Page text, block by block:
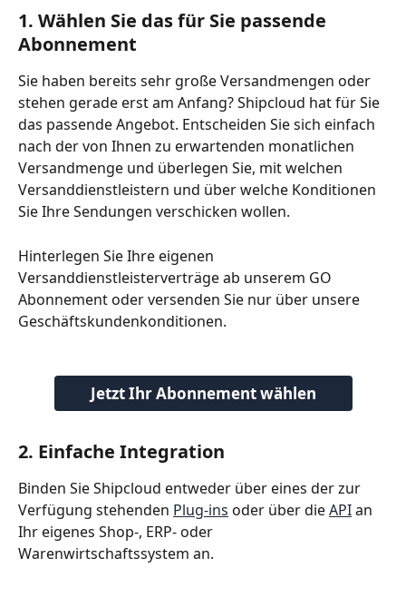
1. Wählen Sie das für Sie passende
Abonnement
Sie haben bereits sehr große Versandmengen oder
stehen gerade erst am Anfang? Shipcloud hat für Sie
das passende Angebot. Entscheiden Sie sich einfach
nach der von Ihnen zu erwartenden monatlichen
Versandmenge und überlegen Sie, mit welchen
Versanddienstleistern und über welche Konditionen
Sie Ihre Sendungen verschicken wollen.
Hinterlegen Sie Ihre eigenen
Versanddienstleisterverträge ab unserem GO
Abonnement oder versenden Sie nur über unsere
Geschäftskundenkonditionen.
Jetzt Ihr Abonnement wählen
2. Einfache Integration
Binden Sie Shipcloud entweder über eines der zur
Verfügung stehenden Plug-ins oder über die API an
Ihr eigenes Shop-, ERP- oder
Warenwirtschaftssystem an.